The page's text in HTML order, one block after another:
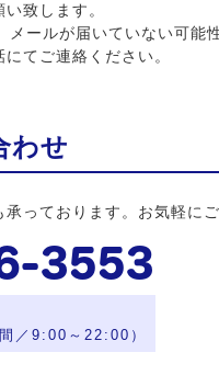
致します。
ールが届いていない可能
てご連絡ください。
わせ
っております。お気軽にご
3553
／9:00～22:00）